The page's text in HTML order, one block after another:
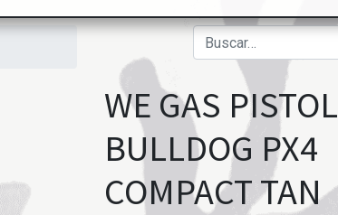
WE GAS PISTOL
BULLDOG PX4
COMPACT TAN